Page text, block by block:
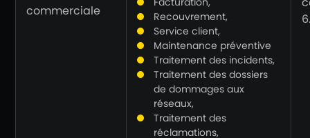
commerciale
Recouvrement,
Service client,
Maintenance préventive
Traitement des incidents,
Traitement des dossiers
de dommages aux
réseaux,
Traitement des
réclamations,